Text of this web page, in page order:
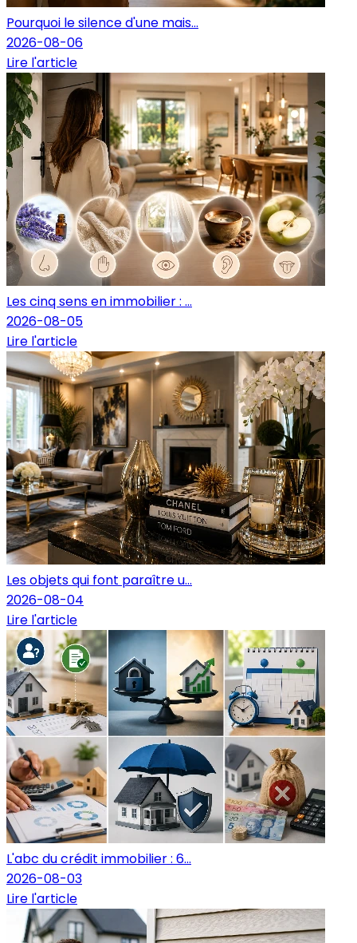
Pourquoi le silence d'une mais...
2026-08-06
Lire l'article
Les cinq sens en immobilier : ...
2026-08-05
Lire l'article
Les objets qui font paraître u...
2026-08-04
Lire l'article
L'abc du crédit immobilier : 6...
2026-08-03
Lire l'article